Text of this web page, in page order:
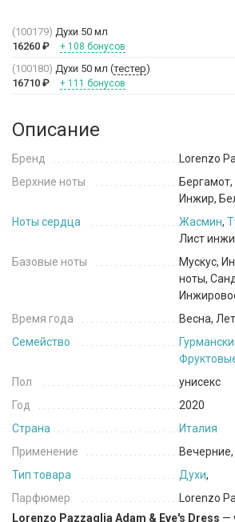
(100179) Духи 50 мл
16260 ₽ + 108 бонусов
(100180) Духи 50 мл (тестер)
16710 ₽ + 111 бонусов
Описание
Бренд
Lorenzo
Верхние ноты
Инжир,
Ноты сердца
Жасмин,
Лист
Базовые ноты
Мускус,
ноты,
Время года
Весна,
Семейство
Пол
унисекс
Год
2020
Страна
Италия
Применение
Тип товара
Духи,
Парфюмер
Lorenzo
Lorenzo Pazzaglia Adam & Eve's Dress —